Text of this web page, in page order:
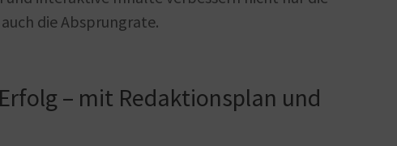
die Absprungrate.
– mit Redaktionsplan und